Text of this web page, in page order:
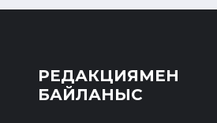
РЕДАКЦИЯМЕН
БАЙЛАНЫС